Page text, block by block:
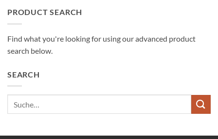
PRODUCT SEARCH
Find what you're looking for using our advanced product
search below.
SEARCH